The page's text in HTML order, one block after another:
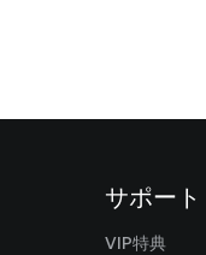
サポート
VIP特典